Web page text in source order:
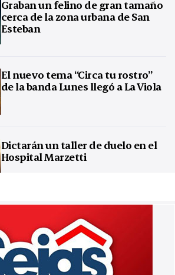
Graban un felino de gran tamaño
cerca de la zona urbana de San
Esteban
El nuevo tema “Circa tu rostro”
de la banda Lunes llegó a La Viola
Dictarán un taller de duelo en el
Hospital Marzetti